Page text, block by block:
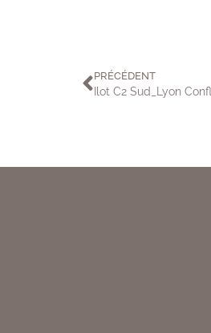
PRÉCÉDENT
Ilot C2 Sud_Lyon